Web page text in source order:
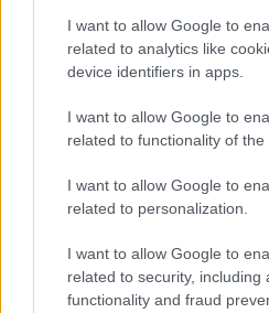
I want to allow Google to
related to analytics like
device identifiers in apps.
I want to allow Google to
related to functionality of the
I want to allow Google to
related to personalization.
I want to allow Google to
related to security, including
functionality and fraud
ROMA Virginia Raggi:
Netflix Promuove la Nuova
Carta con un Evento alla